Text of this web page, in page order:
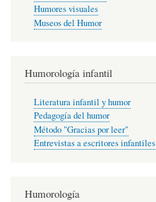
Humores visuales
Museos del Humor
Humorología infantil
Literatura infantil y humor
Pedagogía del humor
Método "Gracias por leer"
Entrevistas a escritores infantiles
Humorología